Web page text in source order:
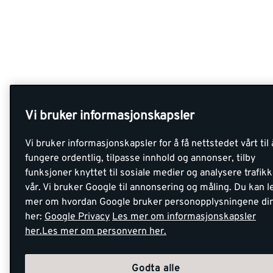
Vi bruker informasjonskapsler
Vi bruker informasjonskapsler for å få nettstedet vårt til
fungere ordentlig, tilpasse innhold og annonser, tilby
funksjoner knyttet til sosiale medier og analysere
vår. Vi bruker Google til annonsering og måling. Du kan
mer om hvordan Google bruker personopplysningene
her: Google Privacy Les mer om informasjonskapsler
her.Les mer om personvern her.
Godta alle